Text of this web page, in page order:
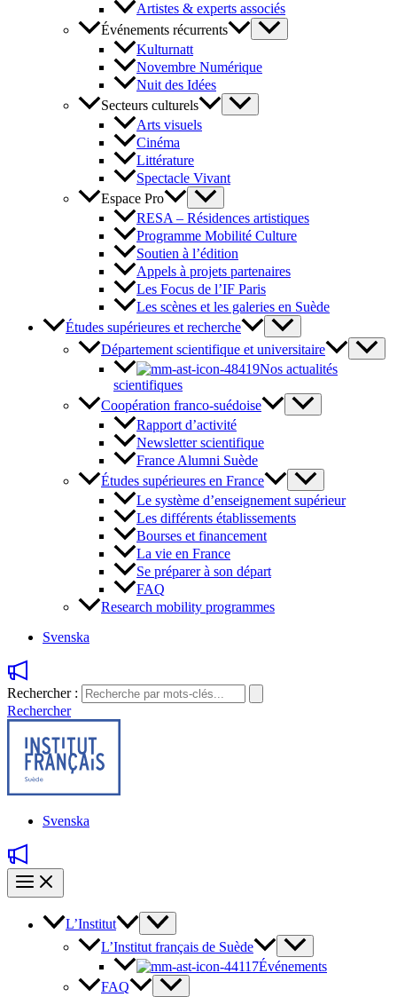
Artistes & experts associés
Événements récurrents
Kulturnatt
Novembre Numérique
Nuit des Idées
Secteurs culturels
Arts visuels
Cinéma
Littérature
Spectacle Vivant
Espace Pro
RESA – Résidences artistiques
Programme Mobilité Culture
Soutien à l’édition
Appels à projets partenaires
Les Focus de l’IF Paris
Les scènes et les galeries en Suède
Études supérieures et recherche
Département scientifique et universitaire
Nos actualités
scientifiques
Coopération franco-suédoise
Rapport d’activité
Newsletter scientifique
France Alumni Suède
Études supérieures en France
Le système d’enseignement supérieur
Les différents établissements
Bourses et financement
La vie en France
Se préparer à son départ
FAQ
Research mobility programmes
Svenska
Rechercher :
Rechercher
Svenska
L’Institut
L’Institut français de Suède
Événements
FAQ